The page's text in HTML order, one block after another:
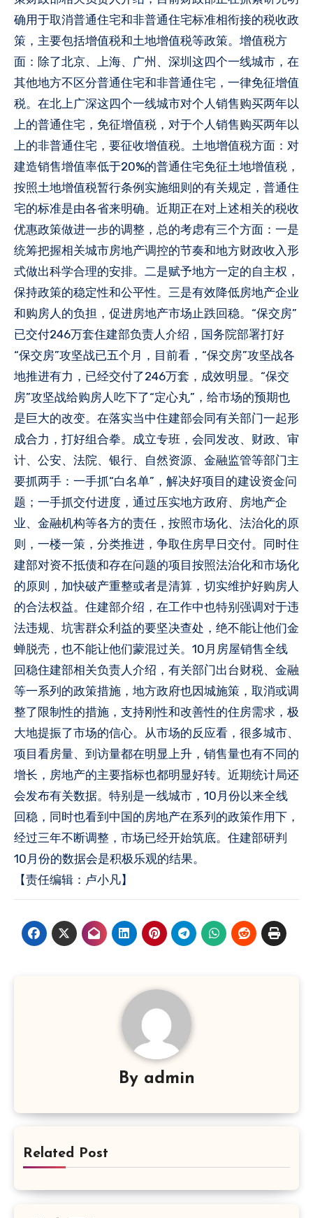
确用于取消普通住宅和非普通住宅标准相衔接的税收政
策，主要包括增值税和土地增值税等政策。增值税方
面：除了北京、上海、广州、深圳这四个一线城市，在
其他地方不区分普通住宅和非普通住宅，一律免征增值
税。在北上广深这四个一线城市对个人销售购买两年以
上的普通住宅，免征增值税，对于个人销售购买两年以
上的非普通住宅，要征收增值税。土地增值税方面：对
建造销售增值率低于20%的普通住宅免征土地增值税，
按照土地增值税暂行条例实施细则的有关规定，普通住
宅的标准是由各省来明确。近期正在对上述相关的税收
优惠政策做进一步的调整，总的考虑有三个方面：一是
统筹把握相关城市房地产调控的节奏和地方财政收入形
式做出科学合理的安排。二是赋予地方一定的自主权，
保持政策的稳定性和公平性。三是有效降低房地产企业
和购房人的负担，促进房地产市场止跌回稳。“保交房”
已交付246万套住建部负责人介绍，国务院部署打好
“保交房”攻坚战已五个月，目前看，“保交房”攻坚战各
地推进有力，已经交付了246万套，成效明显。“保交
房”攻坚战给购房人吃下了“定心丸”，给市场的预期也
是巨大的改变。在落实当中住建部会同有关部门一起形
成合力，打好组合拳。成立专班，会同发改、财政、审
计、公安、法院、银行、自然资源、金融监管等部门主
要抓两手：一手抓“白名单”，解决好项目的建设资金问
题；一手抓交付进度，通过压实地方政府、房地产企
业、金融机构等各方的责任，按照市场化、法治化的原
则，一楼一策，分类推进，争取住房早日交付。同时住
建部对资不抵债和存在问题的项目按照法治化和市场化
的原则，加快破产重整或者是清算，切实维护好购房人
的合法权益。住建部介绍，在工作中也特别强调对于违
法违规、坑害群众利益的要坚决查处，绝不能让他们金
蝉脱壳，也不能让他们蒙混过关。10月房屋销售全线
回稳住建部相关负责人介绍，有关部门出台财税、金融
等一系列的政策措施，地方政府也因城施策，取消或调
整了限制性的措施，支持刚性和改善性的住房需求，极
大地提振了市场的信心。从市场的反应看，很多城市、
项目看房量、到访量都在明显上升，销售量也有不同的
增长，房地产的主要指标也都明显好转。近期统计局还
会发布有关数据。特别是一线城市，10月份以来全线
回稳，同时也看到中国的房地产在系列的政策作用下，
经过三年不断调整，市场已经开始筑底。住建部研判
10月份的数据会是积极乐观的结果。
【责任编辑：卢小凡】
By admin
Related Post